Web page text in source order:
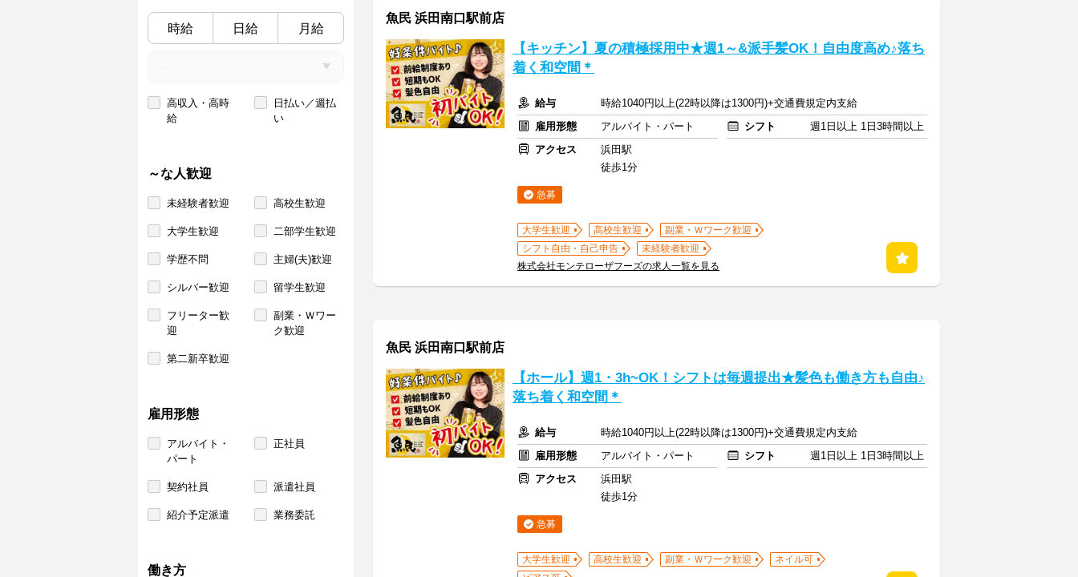
時給 日給 月給
高収入・高時
給
日払い／週払
い
～な人歓迎
未経験者歓迎 高校生歓迎
大学生歓迎 二部学生歓迎
学歴不問 主婦(夫)歓迎
シルバー歓迎 留学生歓迎
フリーター歓
迎
副業・Ｗワー
ク歓迎
第二新卒歓迎
雇用形態
アルバイト・
パート
正社員
契約社員 派遣社員
紹介予定派遣 業務委託
働き方
魚民 浜田南口駅前店
【キッチン】夏の積極採用中★週1～&派手髪OK！自由度高め♪落ち
着く和空間＊
給与
時給1040円以上(22時以降は1300円)+交通費規定内支給
雇用形態
アルバイト・パート シフト
週1日以上 1日3時間以上
アクセス
浜田駅
徒歩1分
急募
大学生歓迎 高校生歓迎
副業・Ｗワーク歓迎
シフト自由・自己申告
未経験者歓迎
株式会社モンテローザフーズの求人一覧を見る
魚民 浜田南口駅前店
【ホール】週1・3h~OK！シフトは毎週提出★髪色も働き方も自由♪
落ち着く和空間＊
給与
時給1040円以上(22時以降は1300円)+交通費規定内支給
雇用形態
アルバイト・パート シフト
週1日以上 1日3時間以上
アクセス
浜田駅
徒歩1分
急募
大学生歓迎 高校生歓迎 副業・Ｗワーク歓迎
ネイル可